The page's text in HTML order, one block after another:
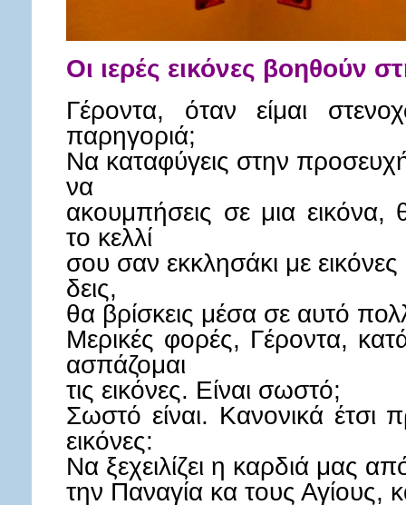
Οι ιερές εικόνες βοηθούν
Γέροντα, όταν είμαι
παρηγοριά;
Να καταφύγεις στην
να
ακουμπήσεις σε μια
το κελλί
σου σαν εκκλησάκι με
δεις,
θα βρίσκεις μέσα σε αυτό
Μερικές φορές, Γέροντα,
ασπάζομαι
τις εικόνες. Είναι σωστό;
Σωστό είναι. Κανονικά έτσι
εικόνες:
Να ξεχειλίζει η καρδιά μας
την Παναγία κα τους Αγίους,